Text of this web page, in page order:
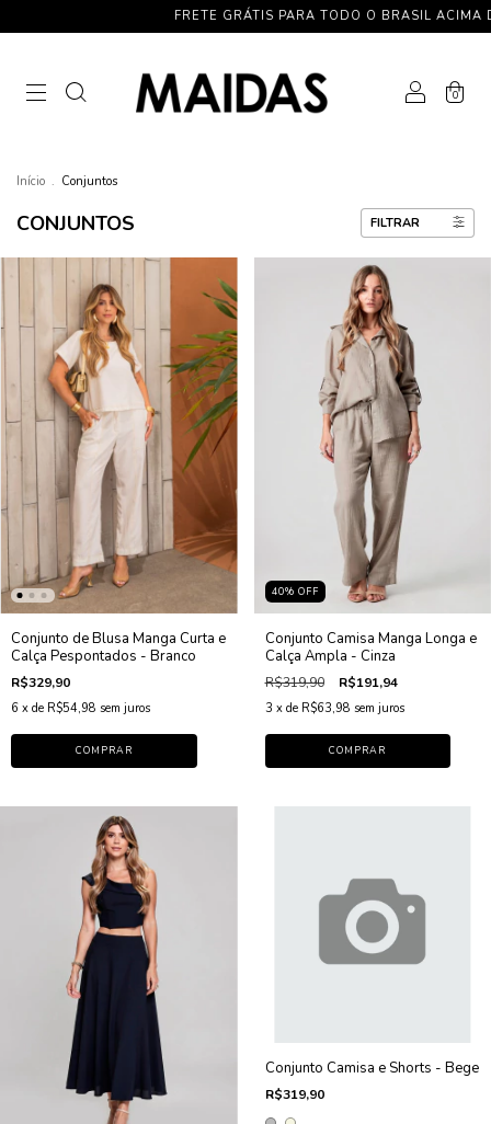
FRETE GRÁTIS PARA TODO O BRASIL ACIMA DE R$
0
Início . Conjuntos
CONJUNTOS FILTRAR
Conjunto de Blusa Manga Curta e
Calça Pespontados - Branco
R$329,90
6 x de R$54,98 sem juros
COMPRAR
40% OFF
Conjunto Camisa Manga Longa e
Calça Ampla - Cinza
R$319,90 R$191,94
3 x de R$63,98 sem juros
COMPRAR
Conjunto Camisa e Shorts - Bege
R$319,90